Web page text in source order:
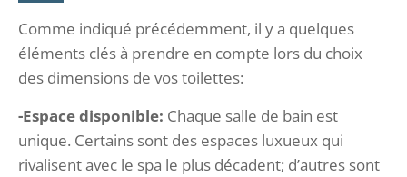
Comme indiqué précédemment, il y a quelques
éléments clés à prendre en compte lors du choix
des dimensions de vos toilettes:
-Espace disponible: Chaque salle de bain est
unique. Certains sont des espaces luxueux qui
rivalisent avec le spa le plus décadent; d’autres sont